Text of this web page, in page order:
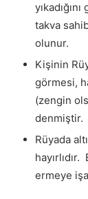
takva
olunur.
Kişinin
görmesi,
(zengin
denmiştir.
Rüyada
ermeye